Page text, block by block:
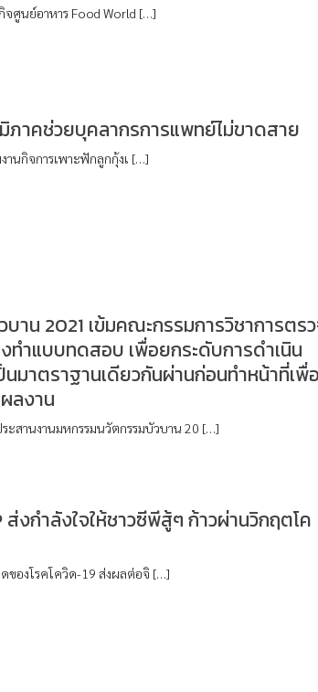
จศูนย์อาหาร Food World […]
ภาคช่วยบุคลากรการแพทย์ไม่ขาดสาย
านกิจการเพาะฟักลูกกุ้งเ […]
าน 2021 เข้มคณะกรรมการวิชาการตร
ทำแบบทดสอบ เพื่อยกระดับการดำเนิน
นมาตราฐานเดียวกันผ่านก่อนทำหน้าที่เพื่
ลงาน
ะสานงานมหกรรมนวัตกรรมบัวบาน 20 […]
ส่งกำลังใจให้ชาวซีพีสู้ๆ ก้าวผ่านวิกฤตโค
ของโรคโควิด-19 ส่งผลต่อจิ […]